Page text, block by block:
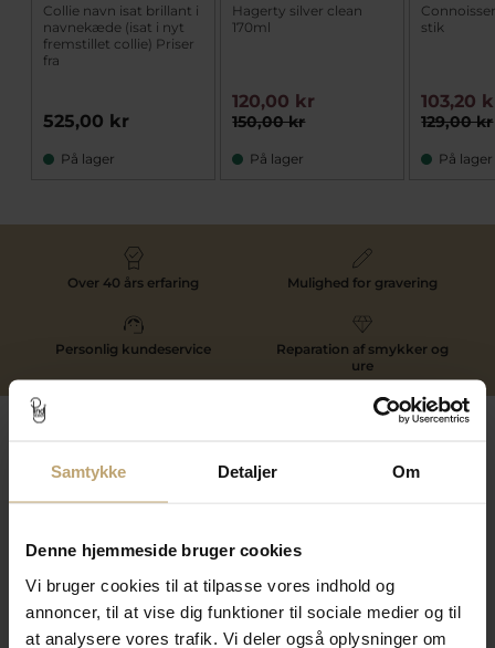
Samtykke Detaljer Om
Denne hjemmeside bruger cookies
Vi bruger cookies til at tilpasse vores indhold og
annoncer, til at vise dig funktioner til sociale medier og til
at analysere vores trafik. Vi deler også oplysninger om
Collie navn isat brillant i
navnekæde (isat i nyt
fremstillet collie) Priser
fra
525,00 kr
På lager
Hagerty silver clean
170ml
150,00 kr
120,00 kr
På lager
stik
129,00 kr
103,20
På lager
Over 40 års erfaring Mulighed for gravering
Personlig kundeservice
Reparation af smykker og
ure
Åbningstider I Butikken
Information